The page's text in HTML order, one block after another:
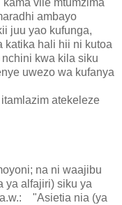
vile mtumzima
ambayo
juu yao kufunga,
katika hali hii ni kutoa
kwa kila siku
uwezo wa kufanya
atekeleze
na ni waajibu
ya alfajiri) siku ya
"Asietia nia (ya